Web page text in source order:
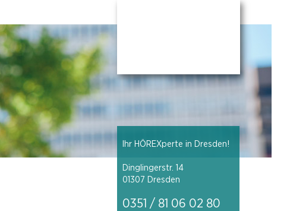
Ihr HÖREXperte in Dresden!
Dinglingerstr. 14
01307 Dresden
0351 / 81 06 02 80